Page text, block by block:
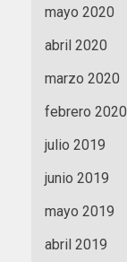
mayo 2020
abril 2020
marzo 2020
febrero 2020
julio 2019
junio 2019
mayo 2019
abril 2019